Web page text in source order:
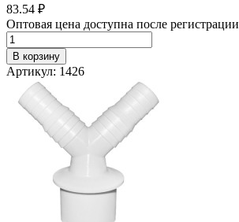
83.54 ₽
Оптовая цена доступна после регистрации
В корзину
Артикул: 1426